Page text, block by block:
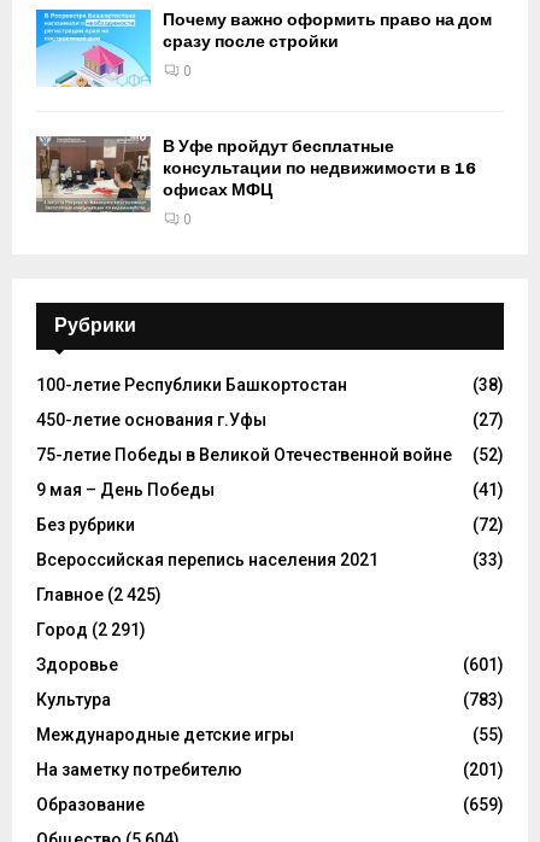
Почему важно оформить право на дом
сразу после стройки
0
В Уфе пройдут бесплатные
консультации по недвижимости в 16
офисах МФЦ
0
Рубрики
100-летие Республики Башкортостан
(38)
450-летие основания г.Уфы
(27)
75-летие Победы в Великой Отечественной войне
(52)
9 мая – День Победы
(41)
Без рубрики
(72)
Всероссийская перепись населения 2021
(33)
Главное (2 425)
Город (2 291)
Здоровье
(601)
Культура
(783)
Международные детские игры
(55)
На заметку потребителю
(201)
Образование
(659)